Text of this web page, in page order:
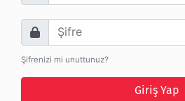
Şifre
Şifrenizi mi unuttunuz?
Giriş Yap